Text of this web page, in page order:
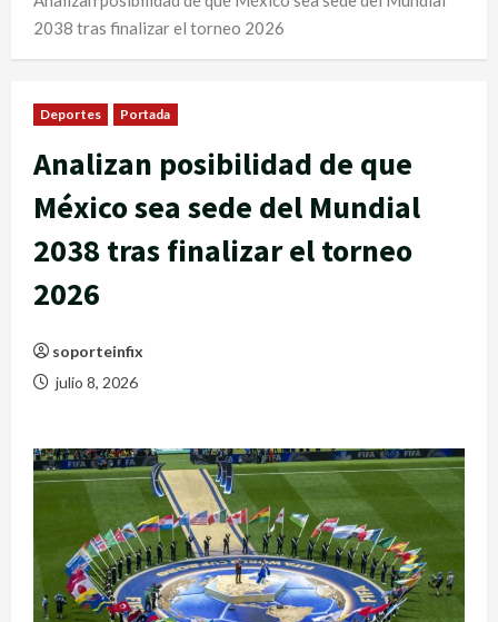
2038 tras finalizar el torneo 2026
Deportes Portada
Analizan posibilidad de que
México sea sede del Mundial
2038 tras finalizar el torneo
2026
soporteinfix
julio 8, 2026